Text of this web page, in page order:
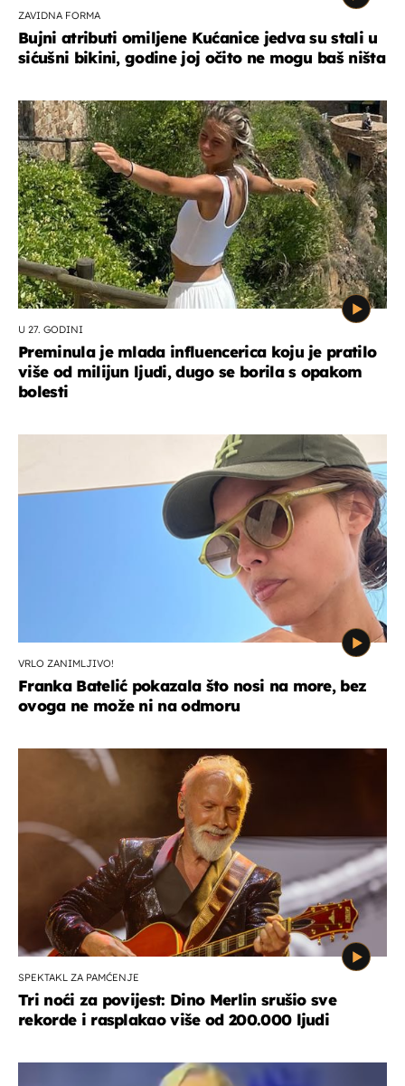
ZAVIDNA FORMA
Bujni atributi omiljene Kućanice jedva su stali u
sićušni bikini, godine joj očito ne mogu baš ništa
U 27. GODINI
Preminula je mlada influencerica koju je pratilo
više od milijun ljudi, dugo se borila s opakom
bolesti
VRLO ZANIMLJIVO!
Franka Batelić pokazala što nosi na more, bez
ovoga ne može ni na odmoru
SPEKTAKL ZA PAMĆENJE
Tri noći za povijest: Dino Merlin srušio sve
rekorde i rasplakao više od 200.000 ljudi